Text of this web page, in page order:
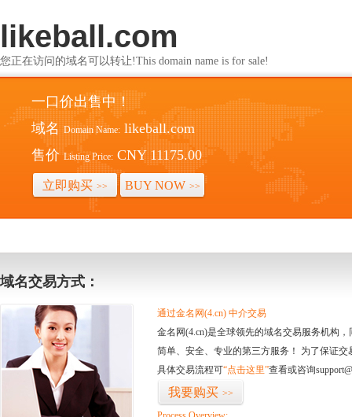
likeball.com
您正在访问的域名可以转让!This domain name is for sale!
一口价出售中！
域名 Domain Name: likeball.com
售价 Listing Price: CNY 11175.00
立即购买 >> BUY NOW >>
域名交易方式：
通过金名网(4.cn) 中介交易
金名网(4.cn)是全球领先的域名交易服务机构
简单、安全、专业的第三方服务！ 为了保证
具体交易流程可“点击这里”查看或咨询
我要购买 >>